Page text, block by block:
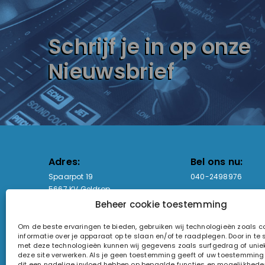
Beheer cookie toestemming
Om de beste ervaringen te bieden, gebruiken wij technologieën zoals
informatie over je apparaat op te slaan en/of te raadplegen. Door in te
met deze technologieën kunnen wij gegevens zoals surfgedrag of
deze site verwerken. Als je geen toestemming geeft of uw
Schrijf je in op onze
Nieuwsbrief
Adres:
Spaarpot 19
5667 KV Geldrop
Bel ons nu:
040-2498976
sales@lightandsound.store
Openingstijden:
Ma - Vr: 09:00-17:00
Za: Enkel op
KvK-nummer: 60857196